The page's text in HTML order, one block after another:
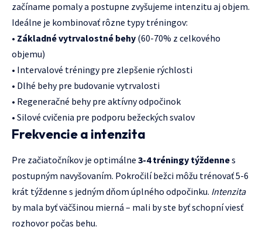
začíname pomaly a postupne zvyšujeme intenzitu aj objem.
Ideálne je kombinovať rôzne typy tréningov:
• Základné vytrvalostné behy (60-70% z celkového
objemu)
• Intervalové tréningy pre zlepšenie rýchlosti
• Dlhé behy pre budovanie vytrvalosti
• Regeneračné behy pre aktívny odpočinok
• Silové cvičenia pre podporu bežeckých svalov
Frekvencie a intenzita
Pre začiatočníkov je optimálne 3-4 tréningy týždennes
postupným navyšovaním. Pokročilí bežci môžu trénovať 5-6
krát týždenne s jedným dňom úplného odpočinku. Intenzita
by mala byť väčšinou mierná – mali by ste byť schopní viesť
rozhovor počas behu.